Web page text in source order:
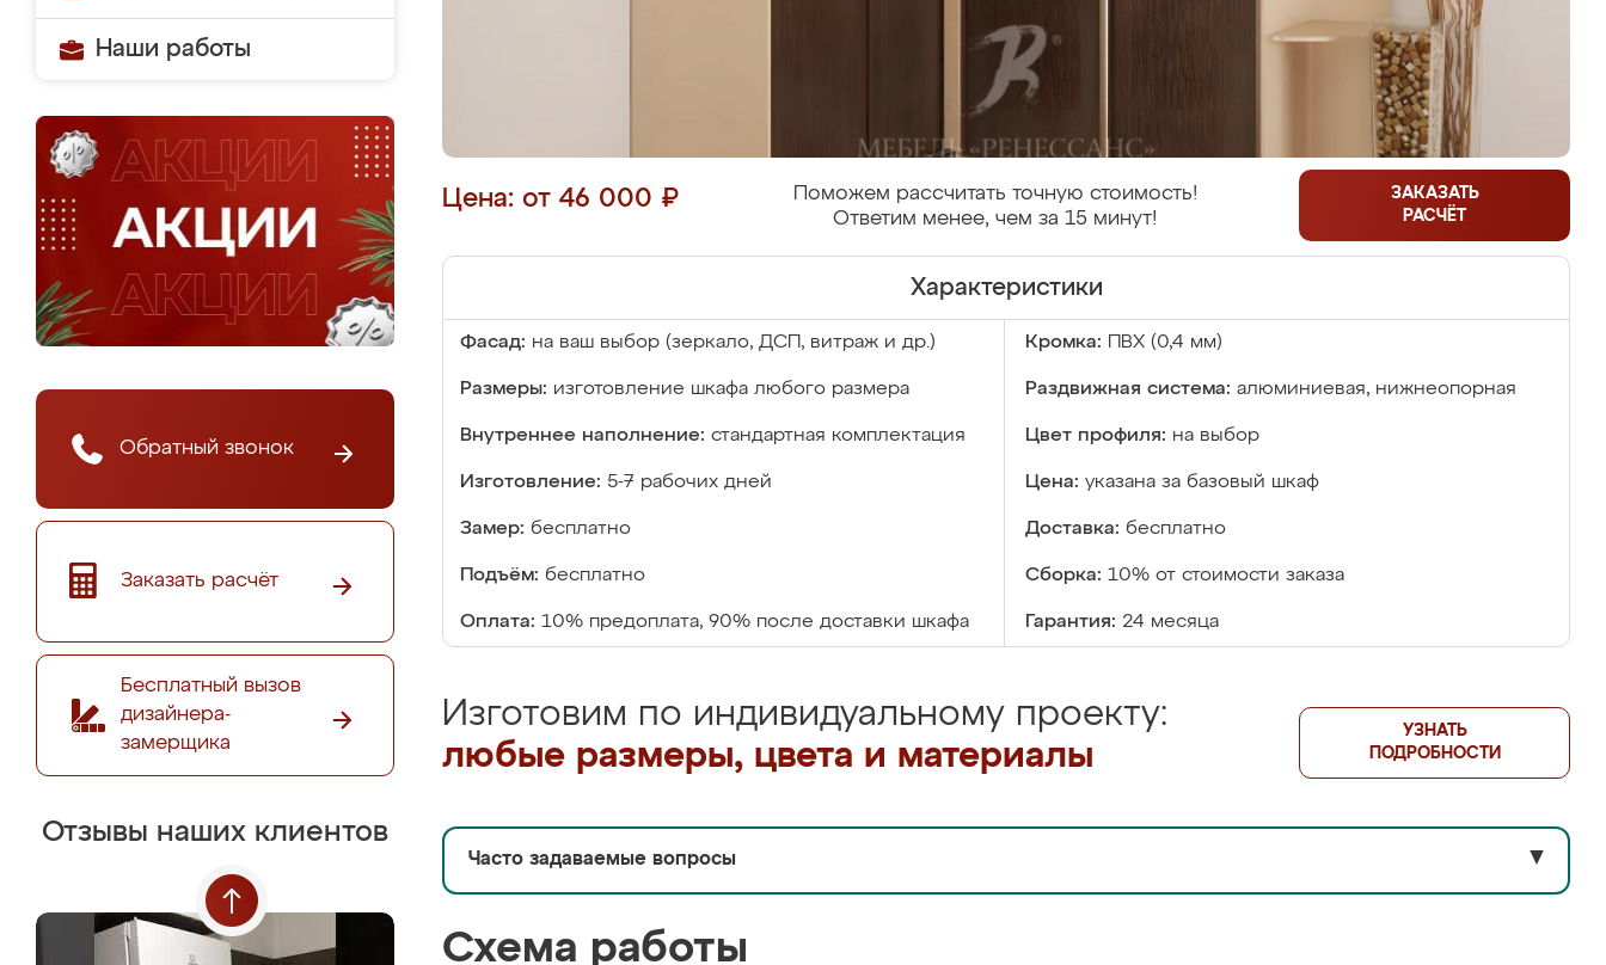
Наши работы
Обратный звонок
Заказать расчёт
Бесплатный вызов
дизайнера-
замерщика
Отзывы наших клиентов
Цена: от 46 000 ₽
Поможем рассчитать точную стоимость!
Ответим менее, чем за 15 минут!
ЗАКАЗАТЬ
РАСЧЁТ
Характеристики
Фасад: на ваш выбор (зеркало, ДСП, витраж и др.) Кромка: ПВХ (0,4 мм)
Размеры: изготовление шкафа любого размера Раздвижная система: алюминиевая, нижнеопорная
Внутреннее наполнение: стандартная комплектация Цвет профиля: на выбор
Изготовление: 5-7 рабочих дней Цена: указана за базовый шкаф
Замер: бесплатно Доставка: бесплатно
Подъём: бесплатно Сборка: 10% от стоимости заказа
Оплата: 10% предоплата, 90% после доставки шкафа Гарантия: 24 месяца
Изготовим по индивидуальному проекту:
любые размеры, цвета и материалы
УЗНАТЬ
ПОДРОБНОСТИ
Часто задаваемые вопросы ▼
Схема работы